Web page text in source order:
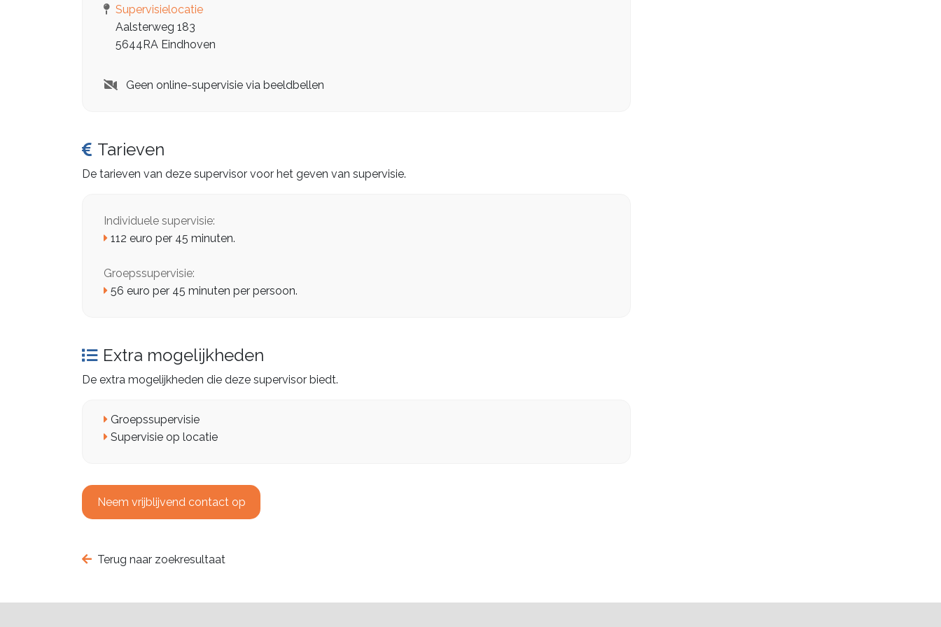
Supervisielocatie
Aalsterweg 183
5644RA Eindhoven
Geen online-supervisie via beeldbellen
Tarieven
De tarieven van deze supervisor voor het geven van supervisie.
Individuele supervisie:
112 euro per 45 minuten.
Groepssupervisie:
56 euro per 45 minuten per persoon.
Extra mogelijkheden
De extra mogelijkheden die deze supervisor biedt.
Groepssupervisie
Supervisie op locatie
Neem vrijblijvend contact op
Terug naar zoekresultaat